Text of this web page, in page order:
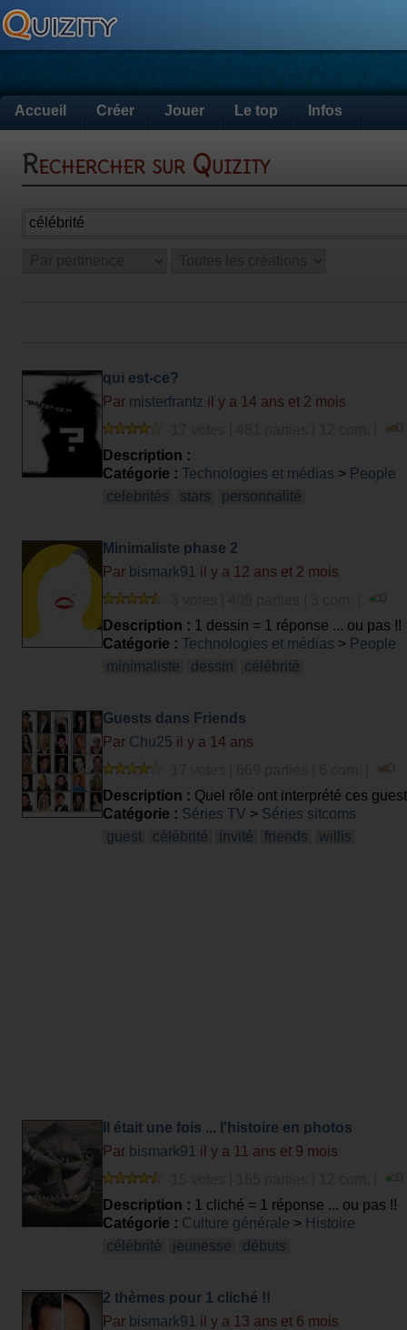
Accueil Créer Jouer Le top Infos
Rechercher sur Quizity
qui est-ce?
Par misterfrantz il y a 14 ans et 2 mois
Description :
Catégorie : Technologies et médias > People
celebrités
stars personnalité
Minimaliste phase 2
Par bismark91 il y a 12 ans et 2 mois
Description : 1 dessin = 1 réponse ... ou pas !!
Catégorie : Technologies et médias > People
minimaliste
dessin célébrité
Guests dans Friends
Par Chu25 il y a 14 ans
Description : Quel rôle ont interprété ces
Catégorie : Séries TV > Séries sitcoms
guest
célébrité invité friends willis
Il était une fois ... l'histoire en photos
Par bismark91 il y a 11 ans et 9 mois
Description : 1 cliché = 1 réponse ... ou pas !!
Catégorie : Culture générale > Histoire
célébrité
jeunesse débuts
2 thèmes pour 1 cliché !!
Par bismark91 il y a 13 ans et 6 mois